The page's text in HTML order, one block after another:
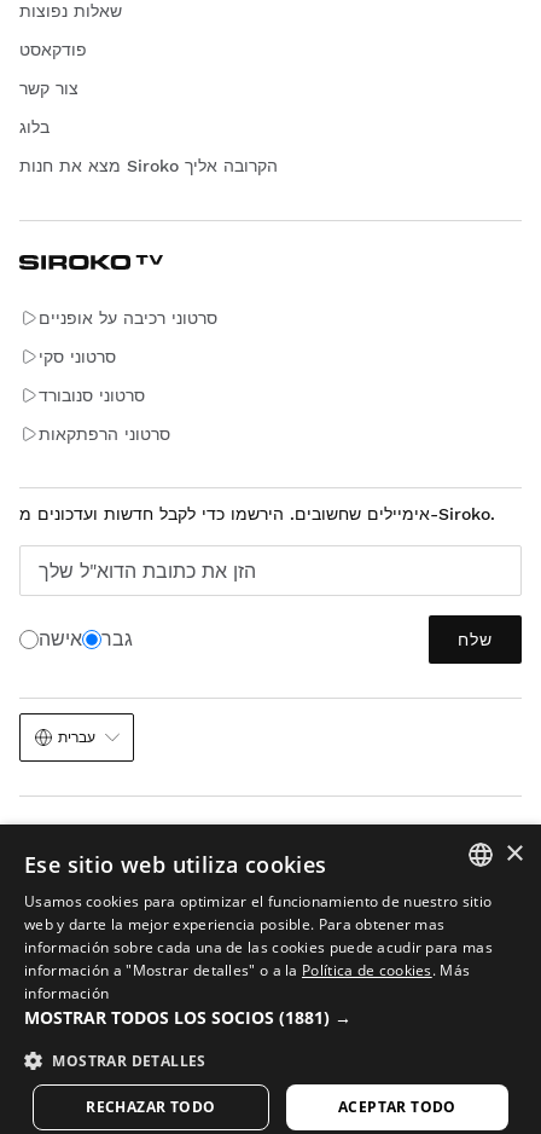
שאלות נפוצות
פודקאסט
צור קשר
בלוג
מצא את חנות Siroko הקרובה אליך
סרטוני רכיבה על אופניים
סרטוני סקי
סרטוני סנובורד
סרטוני הרפתקאות
אימיילים שחשובים. הירשמו כדי לקבל חדשות ועדכונים מ-Siroko.
הזן את כתובת הדוא"ל שלך
אישה גבר שלח
עברית
הודעה משפטית עוגיות תנאי השימוש בינה מלאכותית בתמונות מפת האתר
© 2026 Siroko
SPANISH
ENGLISH
GERMAN
×
Ese sitio web utiliza cookies
Usamos cookies para optimizar el funcionamiento de nuestro sitio
web y darte la mejor experiencia posible. Para obtener mas
información sobre cada una de las cookies puede acudir para mas
información a "Mostrar detalles" o a la Política de cookies. Más
información
MOSTRAR TODOS LOS SOCIOS (1881) →
MOSTRAR DETALLES
ACEPTAR TODO
RECHAZAR TODO